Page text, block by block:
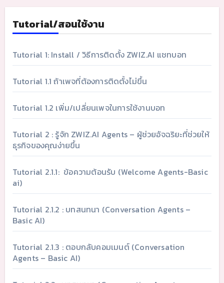
Tutorial/สอนใช้งาน
Tutorial 1: Install / วิธีการติดตั้ง ZWIZ.AI แชทบอท
Tutorial 1.1 ถ้าเพจที่ต้องการติดตั้งไม่ขึ้น
Tutorial 1.2 เพิ่ม/เปลี่ยนเพจในการใช้งานบอท
Tutorial 2 : รู้จัก ZWIZ.AI Agents – ผู้ช่วยอัจฉริยะที่ช่วยให้
ธุรกิจของคุณง่ายขึ้น
Tutorial 2.1.1: ข้อความต้อนรับ (Welcome Agents-Basic
ai)
Tutorial 2.1.2 : บทสนทนา (Conversation Agents –
Basic AI)
Tutorial 2.1.3 : ตอบกลับคอมเมนต์ (Conversation
Agents – Basic AI)